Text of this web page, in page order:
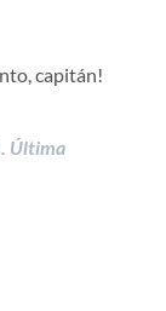
capitán!
Última